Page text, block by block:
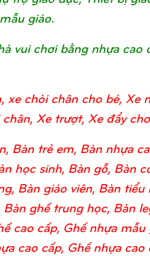
giáo.
vui chơi bằng nhựa cao
xe chòi chân cho bé, Xe
Xe trượt, Xe đẩy
Bàn trẻ em, Bàn nhựa
học sinh, Bàn gỗ, Bàn
Bàn giáo viên, Bàn tiểu
ghế trung học, Bàn
cao cấp, Ghế nhựa mẫu
cao cấp, Ghế nhựa cao